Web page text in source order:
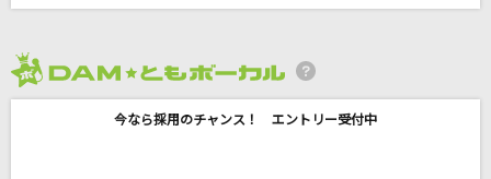
怪獣の花唄
鳶一折紙(CV:富樫美鈴)今なら採用のチャンス！ エントリー受付中